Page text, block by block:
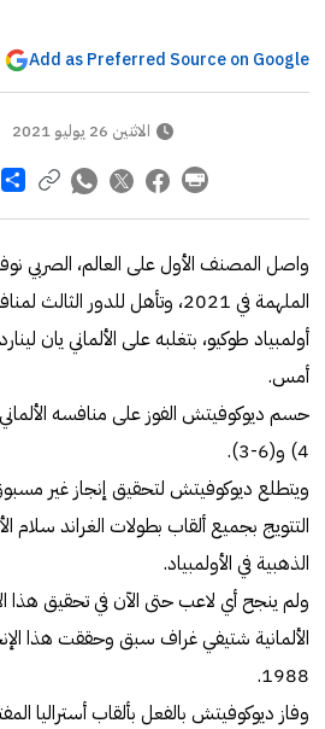
Add as Preferred Source on Google
الاثنين 26 يوليو 2021
واصل المصنف الأول على العالم، الصربي
الملهمة في 2021، وتأهل للدور
أولمبياد طوكيو، بتغلبه على الألماني يان
أمس.
4) و(6-3).
ويتطلع ديوكوفيتش لتحقيق إنجاز غير
التتويج بجميع ألقاب بطولات الغراند سلام
الذهبية في الأولمبياد.
ولم ينجح أي لاعب حتى الآن في تحقيق هذا
الألمانية شتيفي غراف سبق وحققت هذا
1988.
وفاز ديوكوفيتش بالفعل بألقاب أستراليا